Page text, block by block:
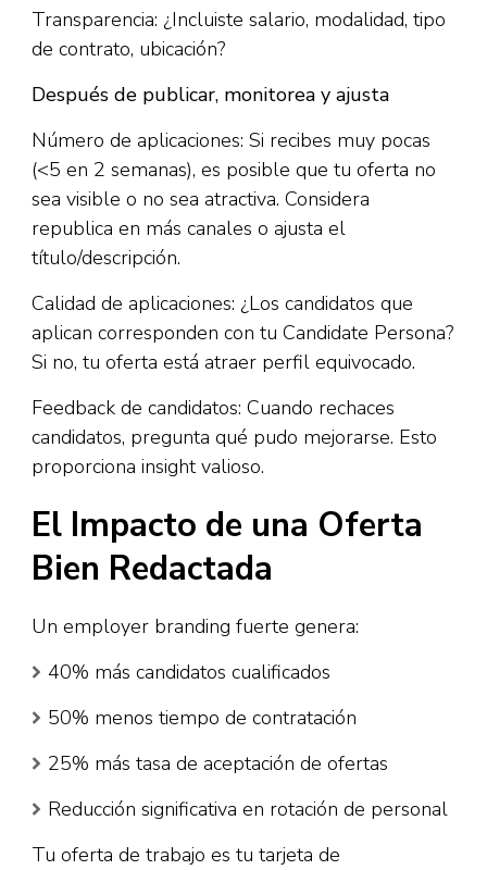
Transparencia: ¿Incluiste salario, modalidad, tipo
de contrato, ubicación?
Después de publicar, monitorea y ajusta
Número de aplicaciones: Si recibes muy pocas
(<5 en 2 semanas), es posible que tu oferta no
sea visible o no sea atractiva. Considera
republica en más canales o ajusta el
título/descripción.
Calidad de aplicaciones: ¿Los candidatos que
aplican corresponden con tu Candidate Persona?
Si no, tu oferta está atraer perfil equivocado.
Feedback de candidatos: Cuando rechaces
candidatos, pregunta qué pudo mejorarse. Esto
proporciona insight valioso.
El Impacto de una Oferta
Bien Redactada
Un employer branding fuerte genera:​
40% más candidatos cualificados
50% menos tiempo de contratación
25% más tasa de aceptación de ofertas
Reducción significativa en rotación de personal
Tu oferta de trabajo es tu tarjeta de